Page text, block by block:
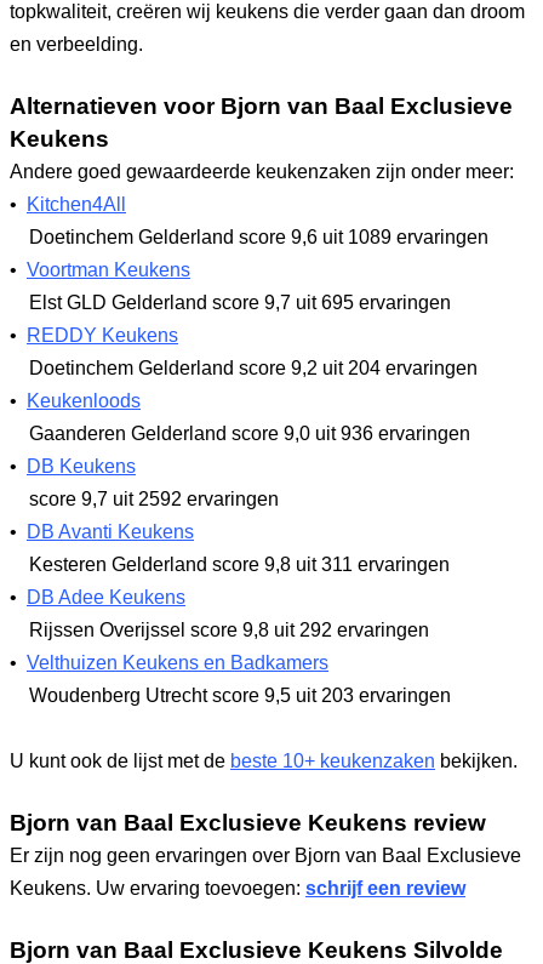
topkwaliteit, creëren wij keukens die verder gaan dan droom
en verbeelding.
Alternatieven voor Bjorn van Baal Exclusieve
Keukens
Andere goed gewaardeerde keukenzaken zijn onder meer:
•
Kitchen4All
Doetinchem Gelderland score 9,6 uit 1089 ervaringen
• Voortman Keukens
Elst GLD Gelderland score 9,7 uit 695 ervaringen
•
REDDY Keukens
Doetinchem Gelderland score 9,2 uit 204 ervaringen
•
Keukenloods
Gaanderen Gelderland score 9,0 uit 936 ervaringen
•
DB Keukens
score 9,7 uit 2592 ervaringen
•
DB Avanti Keukens
Kesteren Gelderland score 9,8 uit 311 ervaringen
•
DB Adee Keukens
Rijssen Overijssel score 9,8 uit 292 ervaringen
• Velthuizen Keukens en Badkamers
Woudenberg Utrechtscore 9,5 uit 203 ervaringen
U kunt ook de lijst met de beste 10+ keukenzaken bekijken.
Bjorn van Baal Exclusieve Keukens review
Er zijn nog geen ervaringen over Bjorn van Baal Exclusieve
Keukens. Uw ervaring toevoegen: schrijf een review
Bjorn van Baal Exclusieve Keukens Silvolde